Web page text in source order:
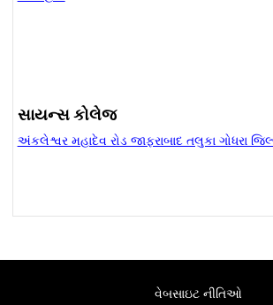
સાયન્સ કોલેજ
અંકલેશ્વર મહાદેવ રોડ જાફરાબાદ તલુકા ગોધરા
વેબસાઇટ નીતિઓ